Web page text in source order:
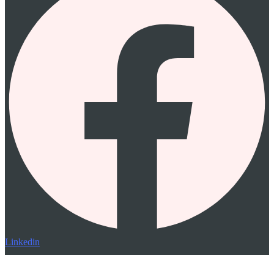
Linkedin